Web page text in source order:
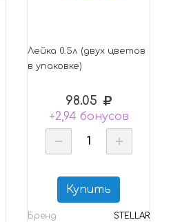
Лейка 0.5л (двух цветов
в упаковке)
98.05
+2,94 бонусов
Купить
Бренд
STELLAR